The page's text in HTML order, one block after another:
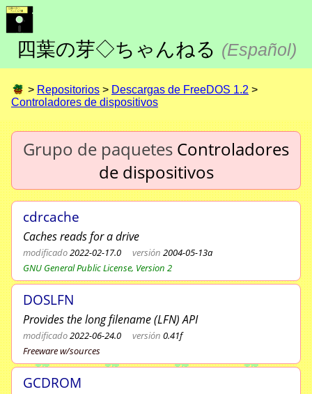
四葉の芽◇ちゃんねる (Español)
> Repositorios > Descargas de FreeDOS 1.2 >
Controladores de dispositivos
Grupo de paquetes Controladores
de dispositivos
cdrcache
Caches reads for a drive
modificado2022-02-17.0 versión 2004-05-13a
GNU General Public License, Version 2
DOSLFN
Provides the long filename (LFN) API
modificado2022-06-24.0 versión 0.41f
Freeware w/sources
GCDROM